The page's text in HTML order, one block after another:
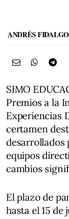
ANDRÉS FIDALGO
SIMO
Premios a la
Experiencias
certamen
desarrollados
equipos
cambios
El plazo de
hasta el 15 de